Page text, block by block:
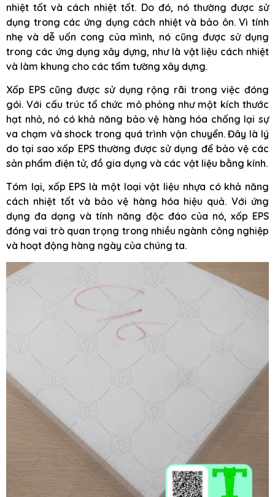
nhiệt tốt và cách nhiệt tốt. Do đó, nó thường được sử
dụng trong các ứng dụng cách nhiệt và bảo ôn. Vì tính
nhẹ và dễ uốn cong của mình, nó cũng được sử dụng
trong các ứng dụng xây dựng, như là vật liệu cách nhiệt
và làm khung cho các tấm tường xây dựng.
Xốp EPS cũng được sử dụng rộng rãi trong việc đóng
gói. Với cấu trúc tổ chức mô phỏng như một kích thước
hạt nhỏ, nó có khả năng bảo vệ hàng hóa chống lại sự
va chạm và shock trong quá trình vận chuyển. Đây là lý
do tại sao xốp EPS thường được sử dụng để bảo vệ các
sản phẩm điện tử, đồ gia dụng và các vật liệu bằng kính.
Tóm lại, xốp EPS là một loại vật liệu nhựa có khả năng
cách nhiệt tốt và bảo vệ hàng hóa hiệu quả. Với ứng
dụng đa dạng và tính năng độc đáo của nó, xốp EPS
đóng vai trò quan trọng trong nhiều ngành công nghiệp
và hoạt động hàng ngày của chúng ta.